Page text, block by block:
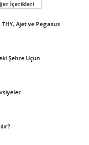
İçerikleri
Ajet ve Pegasus
Şehre Uçun